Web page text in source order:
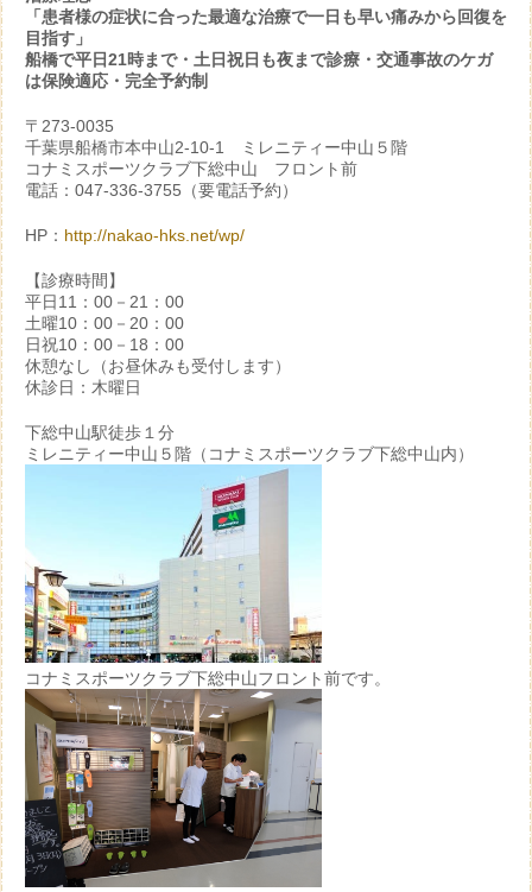
「患者様の症状に合った最適な治療で一日も早い痛みから回復を
目指す」
船橋で平日21時まで・土日祝日も夜まで診療・交通事故のケガ
は保険適応・完全予約制
〒273-0035
千葉県船橋市本中山2-10-1 ミレニティー中山５階
コナミスポーツクラブ下総中山 フロント前
電話：047-336-3755（要電話予約）
HP： http://nakao-hks.net/wp/
【診療時間】
平日11：00－21：00
土曜10：00－20：00
日祝10：00－18：00
休憩なし（お昼休みも受付します）
休診日：木曜日
下総中山駅徒歩１分
ミレニティー中山５階（コナミスポーツクラブ下総中山内）
コナミスポーツクラブ下総中山フロント前です。